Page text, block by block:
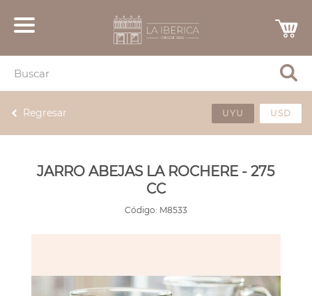
Regresar UYU USD
JARRO ABEJAS LA ROCHERE - 275
CC
Código: M8533